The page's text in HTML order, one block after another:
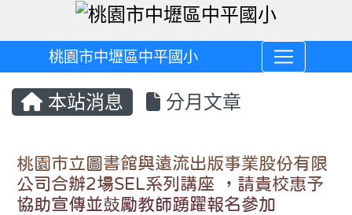
桃園市中壢區中平國小
本站消息 分月文章
桃園市立圖書館與遠流出版事業股份有限
公司合辦2場SEL系列講座 ，請貴校惠予
協助宣傳並鼓勵教師踴躍報名參加